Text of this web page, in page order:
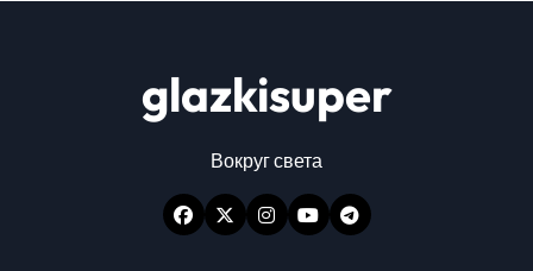
glazkisuper
Вокруг света